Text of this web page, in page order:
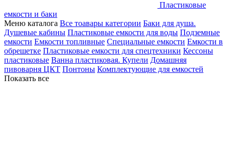
Пластиковые
емкости и баки
Меню каталога Все тоавары категории Баки для душа.
Душевые кабины Пластиковые емкости для воды Подземные
емкости Емкости топливные Специальные емкости Емкости в
обрешетке Пластиковые емкости для спецтехники Кессоны
пластиковые Ванна пластиковая. Купели Домашняя
пивоварня ЦКТ Понтоны Комплектующие для емкостей
Показать все